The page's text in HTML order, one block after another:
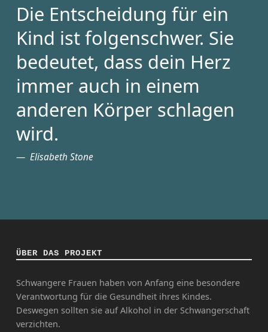
Die Entscheidung für ein
Kind ist folgenschwer. Sie
bedeutet, dass dein Herz
immer auch in einem
anderen Körper schlagen
wird.
Elisabeth Stone
ÜBER DAS PROJEKT
Schwangere Frauen haben von Anfang eine besondere
Verantwortung für die Gesundheit ihres Kindes.
Deswegen sollten sie auf Alkohol in der Schwangerschaft
verzichten.